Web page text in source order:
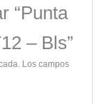
“Punta
– Bls”
Los campos